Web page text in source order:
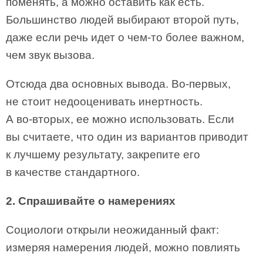
Большинство людей выбирают второй путь,
даже если речь идет о чем-то более важном,
чем звук вызова.
Отсюда два основных вывода. Во-первых,
не стоит недооценивать инертность.
А во‑вторых, ее можно использовать. Если
вы считаете, что один из вариантов приводит
к лучшему результату, закрепите его
в качестве стандартного.
2. Спрашивайте о намерениях
Социологи открыли неожиданный факт:
измеряя намерения людей, можно повлиять